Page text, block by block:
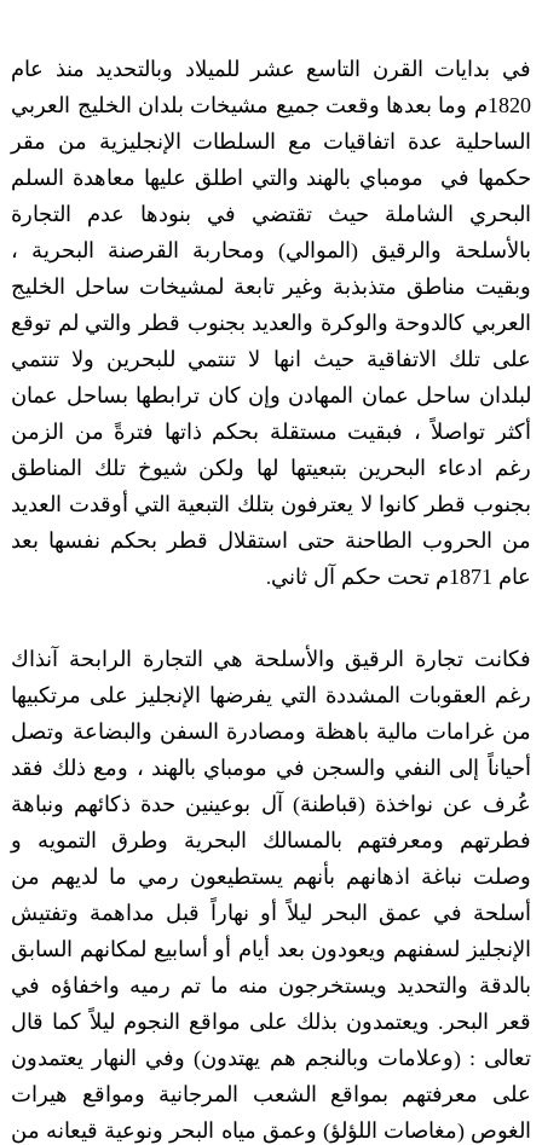
في بدايات القرن التاسع عشر للميلاد وبالتحديد منذ عام
1820م وما بعدها وقعت جميع مشيخات بلدان الخليج العربي
الساحلية عدة اتفاقيات مع السلطات الإنجليزية من مقر
حكمها في مومباي بالهند والتي اطلق عليها معاهدة السلم
البحري الشاملة حيث تقتضي في بنودها عدم التجارة
بالأسلحة والرقيق (الموالي) ومحاربة القرصنة البحرية ،
وبقيت مناطق متذبذبة وغير تابعة لمشيخات ساحل الخليج
العربي كالدوحة والوكرة والعديد بجنوب قطر والتي لم توقع
على تلك الاتفاقية حيث انها لا تنتمي للبحرين ولا تنتمي
لبلدان ساحل عمان المهادن وإن كان ترابطها بساحل عمان
أكثر تواصلاً ، فبقيت مستقلة بحكم ذاتها فترةً من الزمن
رغم ادعاء البحرين بتبعيتها لها ولكن شيوخ تلك المناطق
بجنوب قطر كانوا لا يعترفون بتلك التبعية التي أوقدت العديد
من الحروب الطاحنة حتى استقلال قطر بحكم نفسها بعد
عام 1871م تحت حكم آل ثاني
.
فكانت تجارة الرقيق والأسلحة هي التجارة الرابحة آنذاك
رغم العقوبات المشددة التي يفرضها الإنجليز على مرتكبيها
من غرامات مالية باهظة ومصادرة السفن والبضاعة وتصل
أحياناً إلى النفي والسجن في مومباي بالهند ، ومع ذلك فقد
عُرف عن نواخذة (قباطنة) آل بوعينين حدة ذكائهم ونباهة
فطرتهم ومعرفتهم بالمسالك البحرية وطرق التمويه و
وصلت نباغة اذهانهم بأنهم يستطيعون رمي ما لديهم من
أسلحة في عمق البحر ليلاً أو نهاراً قبل مداهمة وتفتيش
الإنجليز لسفنهم ويعودون بعد أيام أو أسابيع لمكانهم السابق
بالدقة والتحديد ويستخرجون منه ما تم رميه واخفاؤه في
قعر البحر. ويعتمدون بذلك على مواقع النجوم ليلاً كما قال
تعالى : (وعلامات وبالنجم هم يهتدون) وفي النهار يعتمدون
على معرفتهم بمواقع الشعب المرجانية ومواقع هيرات
الغوص (مغاصات اللؤلؤ) وعمق مياه البحر ونوعية قيعانه من